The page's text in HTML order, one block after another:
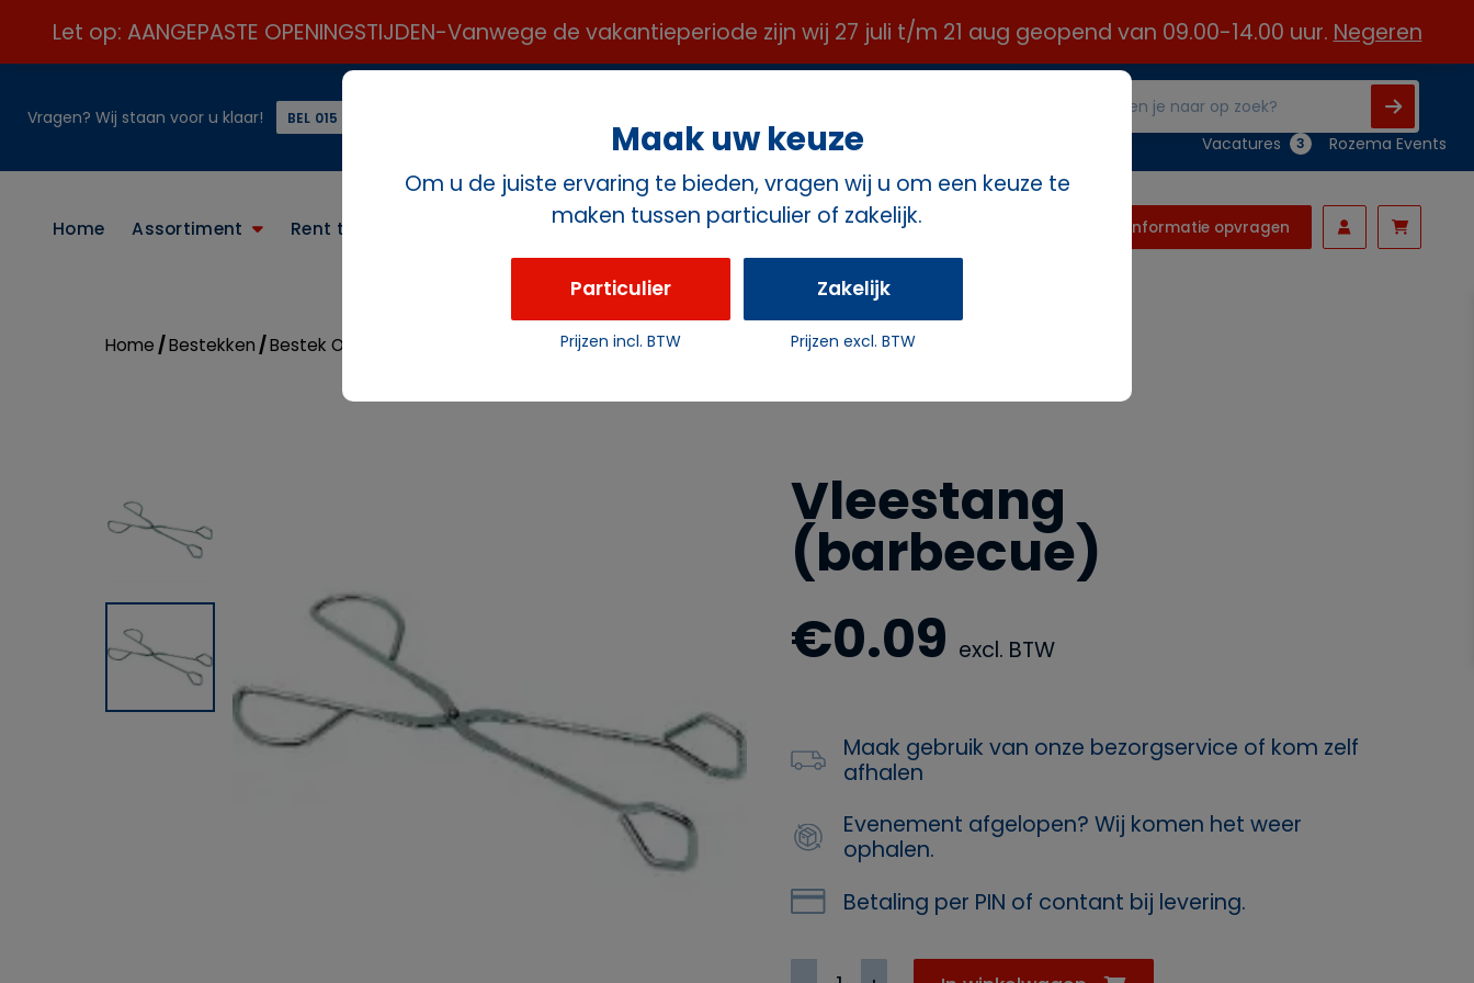
Let op: AANGEPASTE OPENINGSTIJDEN-Vanwege de vakantieperiode zijn wij 27 juli t/m 21 aug geopend van 09.00-14.00 uur. Negeren
Vragen? Wij staan voor u klaar! BEL 015 21 24 313 ☎️
Vacatures 3 Rozema Events
Home Assortiment Rent the look Informatie opvragen
Home /Bestekken /Bestek Overig / Vleestang (barbecue)
Vleestang
(barbecue)
€0.09 excl. BTW
Maak gebruik van onze bezorgservice of kom zelf
afhalen
Evenement afgelopen? Wij komen het weer
ophalen.
Betaling per PIN of contant bij levering.
Vleestang
Maak uw keuze
Om u de juiste ervaring te bieden, vragen wij u om een keuze te
maken tussen particulier of zakelijk.
Particulier
Prijzen incl. BTW
Zakelijk
Prijzen excl. BTW